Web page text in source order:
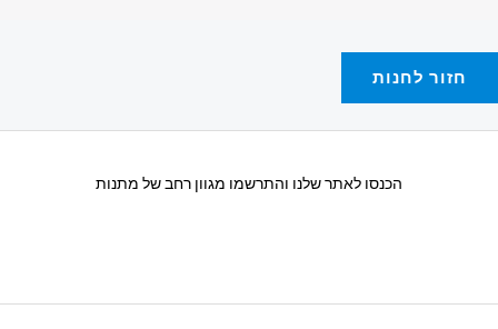
חזור לחנות
הכנסו לאתר שלנו והתרשמו מגוון רחב של מתנות